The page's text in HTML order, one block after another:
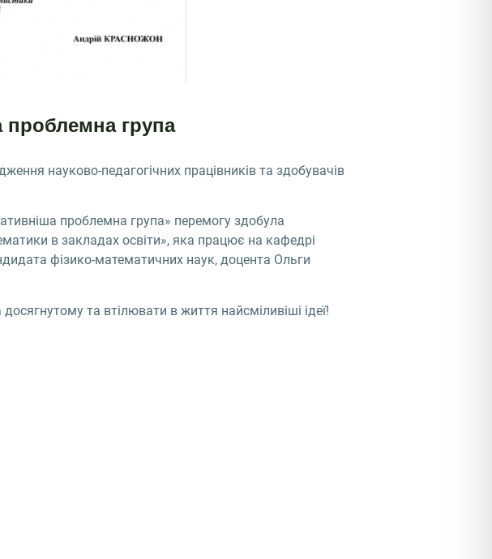
проблемна група
науково-педагогічних працівників та здобувачів
проблемна група» перемогу здобула
в закладах освіти», яка працює на кафедрі
фізико-математичних наук, доцента Ольги
та втілювати в життя найсміливіші ідеї!